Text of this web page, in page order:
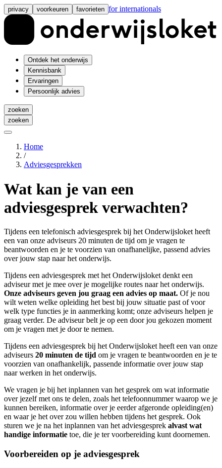
privacy voorkeuren favorieten for internationals
Ontdek het onderwijs
Kennisbank
Ervaringen
Persoonlijk advies
zoeken
zoeken
Home
/
Adviesgesprekken
Wat kan je van een
adviesgesprek verwachten?
Tijdens een telefonisch adviesgesprek bij het Onderwijsloket heeft
een van onze adviseurs 20 minuten de tijd om je vragen te
beantwoorden en je te voorzien van onafhanelijke, passend advies
over jouw stap naar het onderwijs.
Tijdens een adviesgesprek met het Onderwijsloket denkt een
adviseur met je mee over je mogelijke routes naar het onderwijs.
Onze adviseurs geven jou graag een advies op maat. Of je nou
wilt weten welke opleiding het best bij jouw situatie past of voor
welk type functies je in aanmerking komt; onze adviseurs helpen je
graag verder. De adviseur belt je op een door jou gekozen moment
om je vragen met je door te nemen.
Tijdens een adviesgesprek bij het Onderwijsloket heeft een van onze
adviseurs 20 minuten de tijd om je vragen te beantwoorden en je te
voorzien van onafhankelijk, passende informatie over jouw stap
naar werken in het onderwijs.
We vragen je bij het inplannen van het gesprek om wat informatie
over jezelf met ons te delen, zoals het telefoonnummer waarop we je
kunnen bereiken, informatie over je eerder afgeronde opleiding(en)
en waar je het over zou willen hebben tijdens het gesprek. Ook
sturen we je na het inplannen van het adviesgesprek alvast wat
handige informatie toe, die je ter voorbereiding kunt doornemen.
Voorbereiden op je adviesgesprek